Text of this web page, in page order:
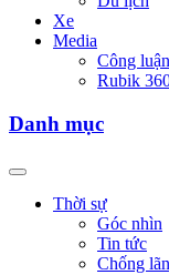
Xe
Media
Công
Rubik
Danh mục
Thời sự
Góc nhìn
Tin tức
Chống